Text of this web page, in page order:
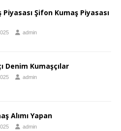
Piyasası Şifon Kumaş Piyasası
admin
Denim Kumaşçılar
admin
Alımı Yapan
admin